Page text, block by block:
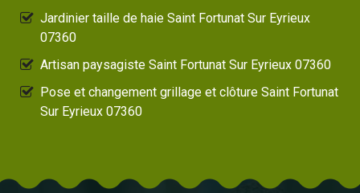
Jardinier taille de haie Saint Fortunat Sur Eyrieux
07360
Artisan paysagiste Saint Fortunat Sur Eyrieux 07360
Pose et changement grillage et clôture Saint Fortunat
Sur Eyrieux 07360